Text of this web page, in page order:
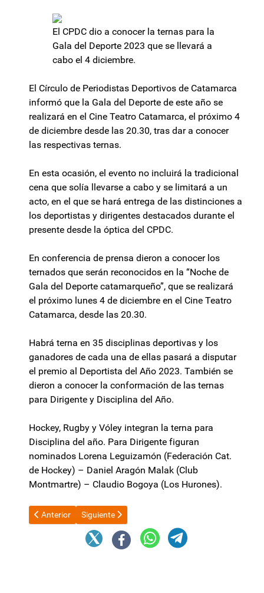
El CPDC dio a conocer la ternas para la
Gala del Deporte 2023 que se llevará a
cabo el 4 diciembre.
El Círculo de Periodistas Deportivos de Catamarca
informó que la Gala del Deporte de este año se
realizará en el Cine Teatro Catamarca, el próximo 4
de diciembre desde las 20.30, tras dar a conocer
las respectivas ternas.
En esta ocasión, el evento no incluirá la tradicional
cena que solía llevarse a cabo y se limitará a un
acto, en el que se hará entrega de las distinciones a
los deportistas y dirigentes destacados durante el
presente desde la óptica del CPDC.
En conferencia de prensa dieron a conocer los
ternados que serán reconocidos en la “Noche de
Gala del Deporte catamarqueño”, que se realizará
el próximo lunes 4 de diciembre en el Cine Teatro
Catamarca, desde las 20.30.
Habrá terna en 35 disciplinas deportivas y los
ganadores de cada una de ellas pasará a disputar
el premio al Deportista del Año 2023. También se
dieron a conocer la conformación de las ternas
para Dirigente y Disciplina del Año.
Hockey, Rugby y Vóley integran la terna para
Disciplina del año. Para Dirigente figuran
nominados Lorena Leguizamón (Federación Cat.
de Hockey) – Daniel Aragón Malak (Club
Montmartre) – Claudio Bogoya (Los Hurones).
Artículo anterior: Nuevo horario y días de misas en la Capilla
Anterior Artículo siguiente: “Movidos por la situación que
Siguiente